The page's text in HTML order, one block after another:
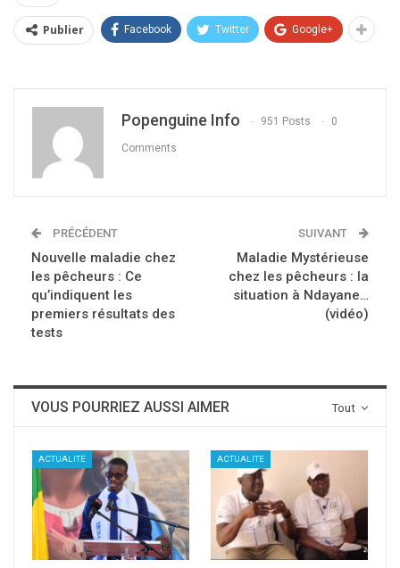
Publier Facebook Twitter Google+
Popenguine Info 951 Posts 0
Comments
PRÉCÉDENT
Nouvelle maladie chez
les pêcheurs : Ce
qu’indiquent les
premiers résultats des
tests
SUIVANT
Maladie Mystérieuse
chez les pêcheurs : la
situation à Ndayane…
(vidéo)
Tout
VOUS POURRIEZ AUSSI AIMER
ACTUALITE ACTUALITE